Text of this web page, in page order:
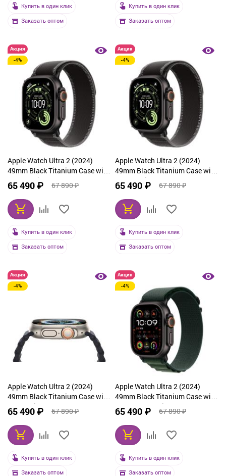
Купить в один клик
Заказать оптом
Купить в один клик
Заказать оптом
Акция
-4%
Apple Watch Ultra 2 (2024)
49mm Black Titanium Case with
Black Trail Loop (M/L)
65 490 ₽ 67 890 ₽
Купить в один клик
Заказать оптом
Акция
-4%
Apple Watch Ultra 2 (2024)
49mm Black Titanium Case with
Black Trail Loop (S/M)
65 490 ₽ 67 890 ₽
Купить в один клик
Заказать оптом
Акция
-4%
Apple Watch Ultra 2 (2024)
49mm Black Titanium Case with
Blue Trail Loop (M/L)
65 490 ₽ 67 890 ₽
Купить в один клик
Заказать оптом
Акция
-4%
Apple Watch Ultra 2 (2024)
49mm Black Titanium Case with
Dark Green Alpine Loop Large
65 490 ₽ 67 890 ₽
Купить в один клик
Заказать оптом